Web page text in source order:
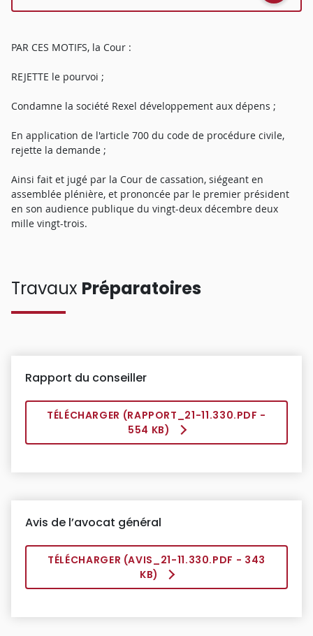
PAR CES MOTIFS, la Cour :
REJETTE le pourvoi ;
Condamne la société Rexel développement aux dépens ;
En application de l'article 700 du code de procédure civile,
rejette la demande ;
Ainsi fait et jugé par la Cour de cassation, siégeant en
assemblée plénière, et prononcée par le premier président
en son audience publique du vingt-deux décembre deux
mille vingt-trois.
Travaux Préparatoires
Rapport du conseiller
TÉLÉCHARGER (RAPPORT_21-11.330.PDF -
554 KB)
Avis de l’avocat général
TÉLÉCHARGER (AVIS_21-11.330.PDF - 343
KB)